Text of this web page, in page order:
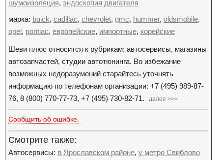
шумоизоляция, эндоскопия двигателя
марка: buick, cadillac, chevrolet, gmc, hummer, oldsmobile,
opel, pontiac, европейские, импортные, корейские
Шеви плюс относится к рубрикам: автосервисы, магазины
автозапчастей, студии автотюнинга. Во избежание
возможных недоразумений старайтесь уточнять
информацию по телефонам организации: +7 (495) 989-87-
76, 8 (800) 770-77-73, +7 (495) 730-82-71.
далее >>>
Сообщить об ошибке.
Смотрите также:
Автосервисы: в Ярославском районе, у метро Свиблово